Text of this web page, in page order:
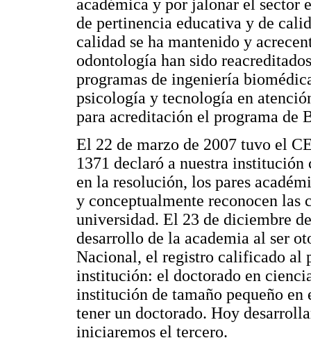
académica y por jalonar el sector
de pertinencia educativa y de
calidad se ha mantenido y
odontología han sido
programas de ingeniería
psicología y tecnología en
para acreditación el programa de
El 22 de marzo de 2007 tuvo el
1371 declaró a nuestra
en la resolución, los pares
y conceptualmente reconocen las
universidad. El 23 de diciembre
desarrollo de la academia al ser
Nacional, el registro calificado al
institución: el doctorado en
institución de tamaño pequeño en
tener un doctorado. Hoy
iniciaremos el tercero.